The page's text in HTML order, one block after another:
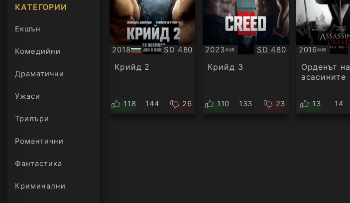
КАТЕГОРИИ
Екшън
Комедийни
Драматични
Ужаси
Трилъри
онлайн
Романтични
Фантастика
Криминални
2018
БГ
аудио
Качество:
SD 480
Крийд 2
118 144 26
2023SUB
Субтитри Качество:
SD 480
Крийд 3
110 133 23
2016SUB
Субтитри
Орденът на
асасините
13 14